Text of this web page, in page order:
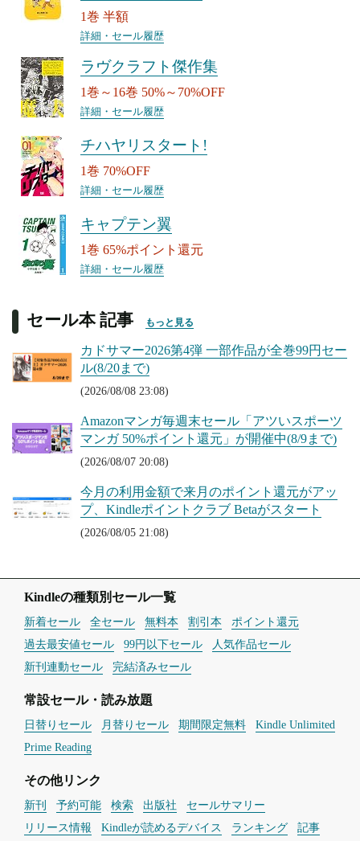
1巻 半額
詳細・セール履歴
ラヴクラフト傑作集
1巻～16巻 50%～70%OFF
詳細・セール履歴
チハヤリスタート!
1巻 70%OFF
詳細・セール履歴
キャプテン翼
1巻 65%ポイント還元
詳細・セール履歴
セール本 記事 もっと見る
カドサマー2026第4弾 一部作品が全巻99円セー
ル(8/20まで)
(2026/08/08 23:08)
Amazonマンガ毎週末セール「アツいスポーツ
マンガ 50%ポイント還元」が開催中(8/9まで)
(2026/08/07 20:08)
今月の利用金額で来月のポイント還元がアッ
プ、Kindleポイントクラブ Betaがスタート
(2026/08/05 21:08)
Kindleの種類別セール一覧
新着セール 全セール 無料本 割引本
ポイント還元
過去最安値セール
99円以下セール
人気作品セール
新刊連動セール
完結済みセール
常設セール・読み放題
日替りセール 月替りセール 期間限定無料
Kindle Unlimited
Prime Reading
その他リンク
新刊 予約可能 検索 出版社
セールサマリー
リリース情報
Kindleが読めるデバイス ランキング 記事